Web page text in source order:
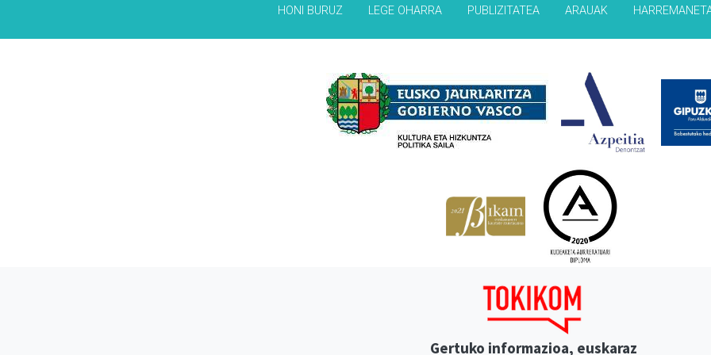
HONI BURUZ LEGE OHARRA PUBLIZITATEA ARAUAK
Gertuko informazioa, euskaraz